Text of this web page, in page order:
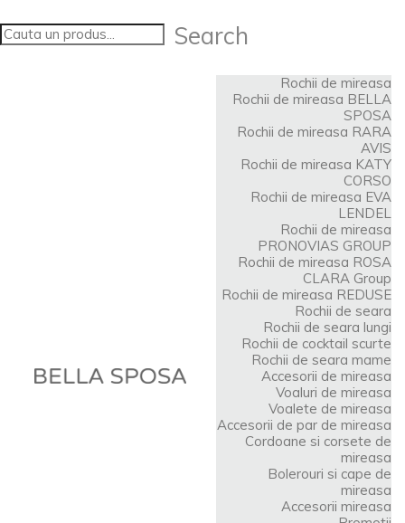
Search
Rochii de mireasa
Rochii de mireasa BELLA
SPOSA
Rochii de mireasa RARA
AVIS
Rochii de mireasa KATY
CORSO
Rochii de mireasa EVA
LENDEL
Rochii de mireasa
PRONOVIAS GROUP
Rochii de mireasa ROSA
CLARA Group
Rochii de mireasa REDUSE
Rochii de seara
Rochii de seara lungi
Rochii de cocktail scurte
Rochii de seara mame
Accesorii de mireasa
Voaluri de mireasa
Voalete de mireasa
Accesorii de par de mireasa
Cordoane si corsete de
mireasa
Bolerouri si cape de
mireasa
Accesorii mireasa